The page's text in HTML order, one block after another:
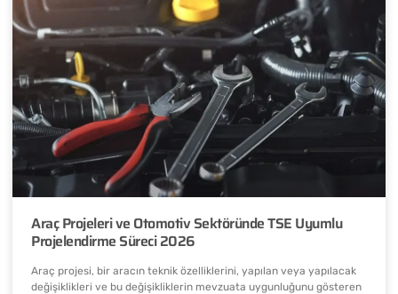
Araç Projeleri ve Otomotiv Sektöründe TSE Uyumlu
Projelendirme Süreci 2026
Araç projesi, bir aracın teknik özelliklerini, yapılan veya yapılacak
değişiklikleri ve bu değişikliklerin mevzuata uygunluğunu gösteren